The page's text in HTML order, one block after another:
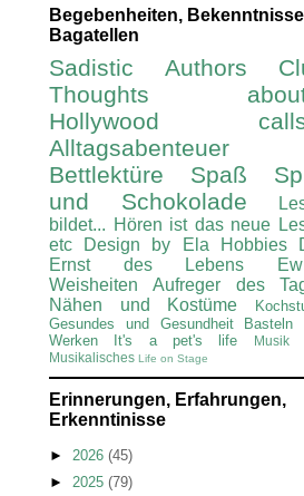
Begebenheiten,
Bagatellen
Sadistic Authors
Thoughts
Hollywood
Alltagsabenteuer
Bettlektüre
Spaß
und Schokolade
bildet... Hören ist das neue
etc
Design by Ela Hobbies
Ernst des Lebens
Weisheiten
Aufreger des
Nähen und Kostüme
Gesundes und Gesundheit
Basteln
Werken
It's a pet's life
Musik
Musikalisches Life on Stage
Erinnerungen, Erfahrungen,
Erkenntinisse
► 2026 (45)
► 2025 (79)